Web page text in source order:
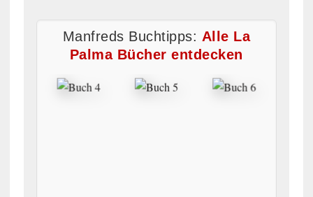
Manfreds Buchtipps: Alle La
Palma Bücher entdecken